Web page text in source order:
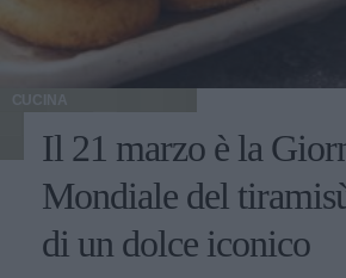
CUCINA
Il 21 marzo è la
Mondiale del
di un dolce iconico